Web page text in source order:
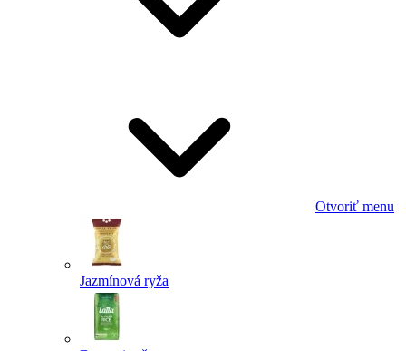
Otvoriť menu
Jazmínová ryža